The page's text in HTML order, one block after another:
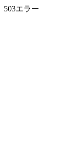
503エラー